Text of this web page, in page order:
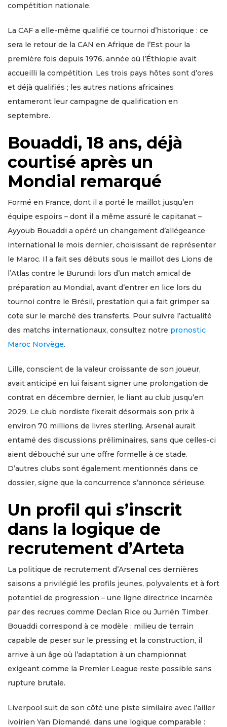
compétition nationale.
La CAF a elle-même qualifié ce tournoi d’historique : ce
sera le retour de la CAN en Afrique de l’Est pour la
première fois depuis 1976, année où l’Éthiopie avait
accueilli la compétition. Les trois pays hôtes sont d’ores
et déjà qualifiés ; les autres nations africaines
entameront leur campagne de qualification en
septembre.
Bouaddi, 18 ans, déjà
courtisé après un
Mondial remarqué
Formé en France, dont il a porté le maillot jusqu’en
équipe espoirs – dont il a même assuré le capitanat –
Ayyoub Bouaddi a opéré un changement d’allégeance
international le mois dernier, choisissant de représenter
le Maroc. Il a fait ses débuts sous le maillot des Lions de
l’Atlas contre le Burundi lors d’un match amical de
préparation au Mondial, avant d’entrer en lice lors du
tournoi contre le Brésil, prestation qui a fait grimper sa
cote sur le marché des transferts. Pour suivre l’actualité
des matchs internationaux, consultez notre pronostic
Maroc Norvège.
Lille, conscient de la valeur croissante de son joueur,
avait anticipé en lui faisant signer une prolongation de
contrat en décembre dernier, le liant au club jusqu’en
2029. Le club nordiste fixerait désormais son prix à
environ 70 millions de livres sterling. Arsenal aurait
entamé des discussions préliminaires, sans que celles-ci
aient débouché sur une offre formelle à ce stade.
D’autres clubs sont également mentionnés dans ce
dossier, signe que la concurrence s’annonce sérieuse.
Un profil qui s’inscrit
dans la logique de
recrutement d’Arteta
La politique de recrutement d’Arsenal ces dernières
saisons a privilégié les profils jeunes, polyvalents et à fort
potentiel de progression – une ligne directrice incarnée
par des recrues comme Declan Rice ou Jurriën Timber.
Bouaddi correspond à ce modèle : milieu de terrain
capable de peser sur le pressing et la construction, il
arrive à un âge où l’adaptation à un championnat
exigeant comme la Premier League reste possible sans
rupture brutale.
Liverpool suit de son côté une piste similaire avec l’ailier
ivoirien Yan Diomandé, dans une logique comparable :